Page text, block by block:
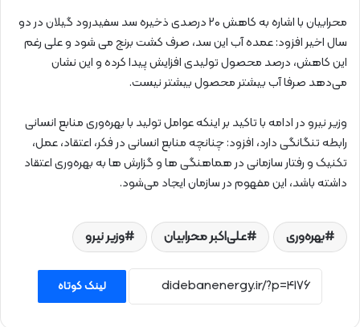
محرابیان با اشاره به کاهش ۲۰ درصدی ذخیره سد سفیدرود گیلان در دو
سال اخیر افزود: عمده آب این سد، صرف کشت برنج می شود و علی رغم
این کاهش، درصد محصول تولیدی افزایش پیدا کرده و این نشان
می‌دهد صرفا آب بیشتر محصول بیشتر نیست.
وزیر نیرو در ادامه با تاکید بر اینکه عوامل تولید با بهره‌وری منابع انسانی
رابطه تنگانگی دارد، افزود: چنانچه منابع انسانی در فکر، اعتقاد، عمل،
تکنیک و رفتار سازمانی در هماهنگی ها و گزارش ها به بهره‌وری اعتقاد
داشته باشد، این مفهوم در سازمان ایجاد می‌شود.
بهره‌وری علی‌اکبر محرابیان وزیر نیرو
لینک کوتاه